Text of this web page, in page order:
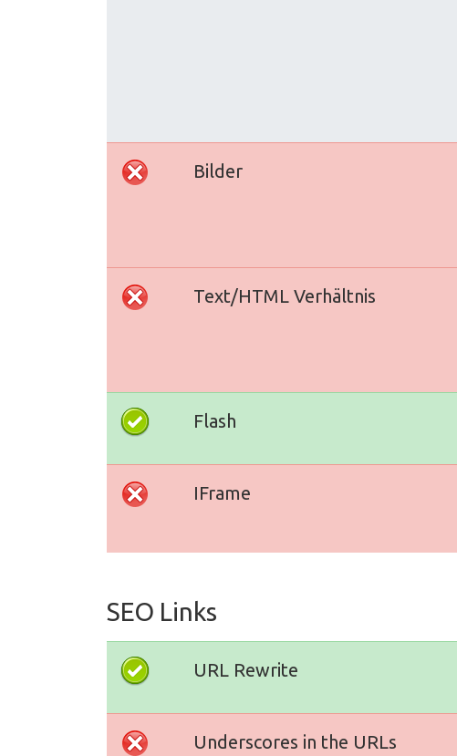
Bilder
Text/HTML Verhältnis
Flash
IFrame
SEO Links
URL Rewrite
Underscores in the URLs